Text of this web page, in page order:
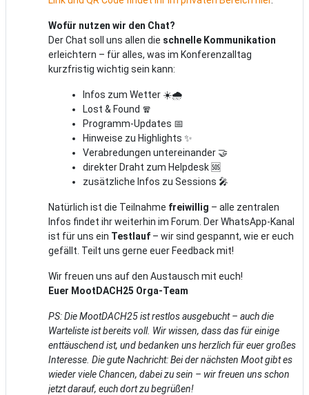
Wofür nutzen wir den Chat?
Der Chat soll uns allen die schnelle Kommunikation
erleichtern – für alles, was im Konferenzalltag
kurzfristig wichtig sein kann:
Infos zum Wetter ☀️🌧️
Lost & Found 🧣
Programm-Updates 📅
Hinweise zu Highlights ✨
Verabredungen untereinander 🤝
direkter Draht zum Helpdesk 🆘
zusätzliche Infos zu Sessions 🎤
Natürlich ist die Teilnahme freiwillig – alle zentralen
Infos findet ihr weiterhin im Forum. Der WhatsApp-Kanal
ist für uns ein Testlauf – wir sind gespannt, wie er euch
gefällt. Teilt uns gerne euer Feedback mit!
Wir freuen uns auf den Austausch mit euch!
Euer MootDACH25 Orga-Team
PS: Die MootDACH25 ist restlos ausgebucht – auch die
Warteliste ist bereits voll. Wir wissen, dass das für einige
enttäuschend ist, und bedanken uns herzlich für euer großes
Interesse. Die gute Nachricht: Bei der nächsten Moot gibt es
wieder viele Chancen, dabei zu sein – wir freuen uns schon
jetzt darauf, euch dort zu begrüßen!